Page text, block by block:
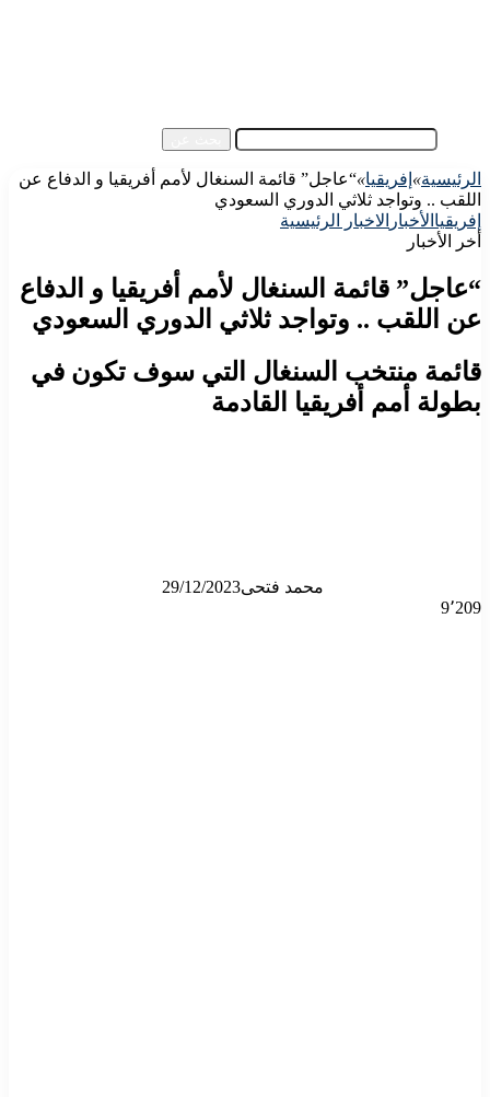
الرئيسية» إفريقيا»“عاجل” قائمة السنغال لأمم أفريقيا و الدفاع عن
اللقب .. وتواجد ثلاثي الدوري السعودي
إفريقيا الأخبار الاخبار الرئيسية
أخر الأخبار
“عاجل” قائمة السنغال لأمم أفريقيا و الدفاع
عن اللقب .. وتواجد ثلاثي الدوري السعودي
قائمة منتخب السنغال التي سوف تكون في
بطولة أمم أفريقيا القادمة
محمد فتحى29/12/2023
9٬209